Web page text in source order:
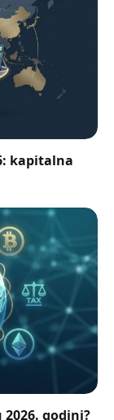
kapitalna
godini?